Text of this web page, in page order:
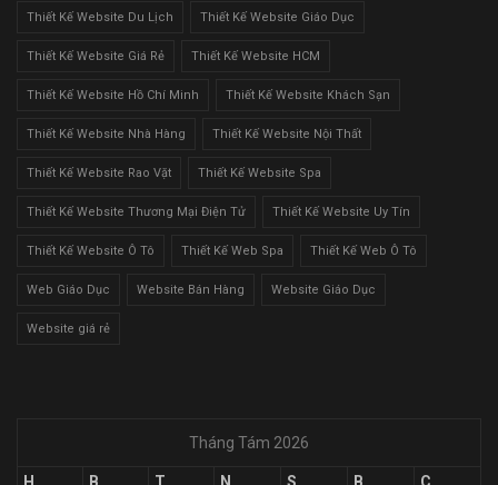
Thiết Kế Website Du Lịch Thiết Kế Website Giáo Dục
Thiết Kế Website Giá Rẻ Thiết Kế Website HCM
Thiết Kế Website Hồ Chí Minh Thiết Kế Website Khách Sạn
Thiết Kế Website Nhà Hàng Thiết Kế Website Nội Thất
Thiết Kế Website Rao Vặt Thiết Kế Website Spa
Thiết Kế Website Thương Mại Điện Tử Thiết Kế Website Uy Tín
Thiết Kế Website Ô Tô Thiết Kế Web Spa Thiết Kế Web Ô Tô
Web Giáo Dục Website Bán Hàng Website Giáo Dục
Website giá rẻ
Tháng Tám 2026